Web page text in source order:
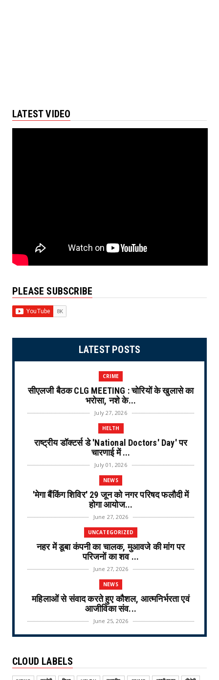
LATEST VIDEO
PLEASE SUBSCRIBE
LATEST POSTS
CRIME
सीएलजी बैठक CLG MEETING : चोरियों के खुलासे का
भरोसा, नशे के...
July 27, 2026
HELTH
राष्ट्रीय डॉक्टर्स डे 'National Doctors' Day' पर
चारणाई में ...
July 01, 2026
NEWS
'मेगा बैंकिंग शिविर' 29 जून को नगर परिषद फलौदी में
होगा आयोज...
June 27, 2026
UNCATEGORIZED
नहर में डूबा कंपनी का चालक, मुआवजे की मांग पर
परिजनों का शव ...
June 27, 2026
NEWS
महिलाओं से संवाद करते हुए कौशल, आत्मनिर्भरता एवं
आजीविका संव...
June 25, 2026
NEWS
CLOUD LABELS